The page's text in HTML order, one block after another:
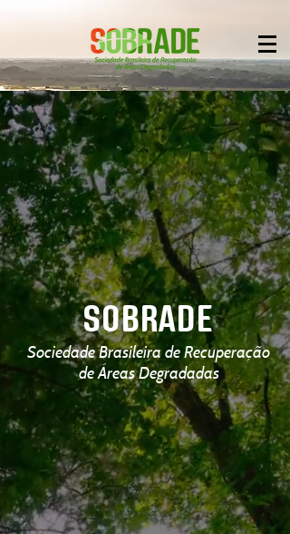
SOBRADE
Sociedade Brasileira de Recuperação
de Áreas Degradadas